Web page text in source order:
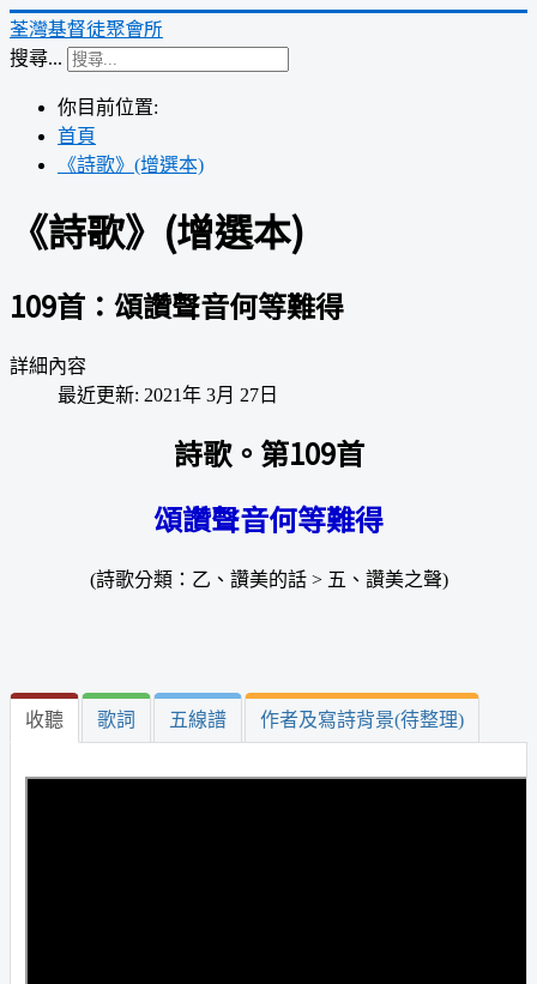
荃灣基督徒聚會所
搜尋...
你目前位置:
首頁
《詩歌》(增選本)
《詩歌》(增選本)
109首：頌讚聲音何等難得
詳細內容
最近更新: 2021年 3月 27日
詩歌。第109首
頌讚聲音何等難得
(詩歌分類：乙、讚美的話 > 五、讚美之聲)
收聽 歌詞 五線譜 作者及寫詩背景(待整理)